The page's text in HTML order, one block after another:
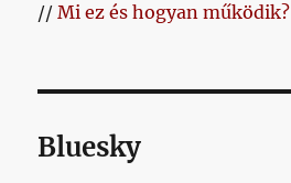
//Mi ez és hogyan működik?
Bluesky